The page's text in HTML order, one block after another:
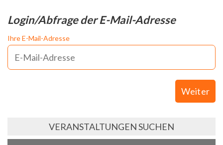
Login/Abfrage der E-Mail-Adresse
Ihre E-Mail-Adresse
Weiter
VERANSTALTUNGEN SUCHEN